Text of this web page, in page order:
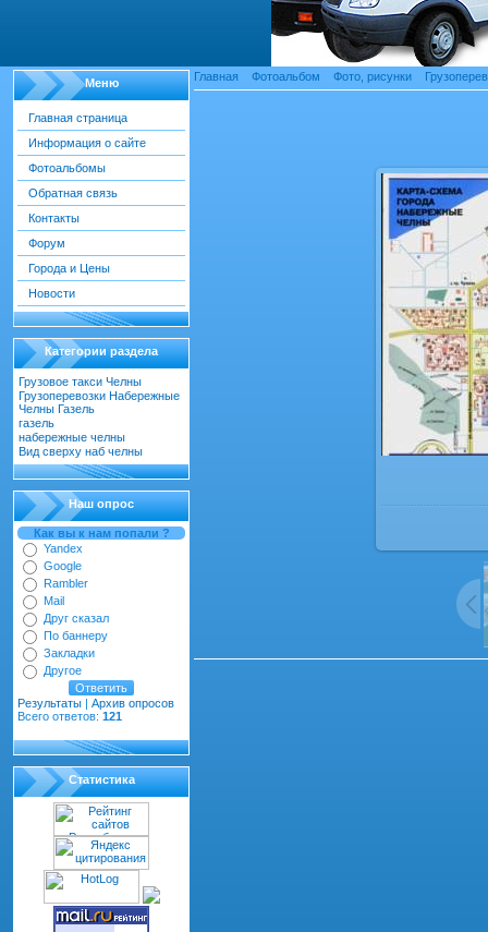
Меню
Главная страница
Информация о сайте
Фотоальбомы
Обратная связь
Контакты
Форум
Города и Цены
Новости
Категории раздела
Грузовое такси Челны
Грузоперевозки Набережные
Челны Газель
газель
набережные челны
Вид сверху наб челны
Наш опрос
Как вы к нам попали ?
Yandex
Google
Rambler
Mail
Друг сказал
По баннеру
Закладки
Другое
Результаты | Архив опросов
Всего ответов: 121
Статистика
Главная Фотоальбом Фото, рисунки